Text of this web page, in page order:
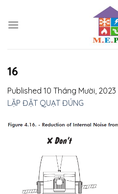
content
16
Published 10 Tháng Mười, 2023
LẶP ĐẶT QUẠT ĐÚNG